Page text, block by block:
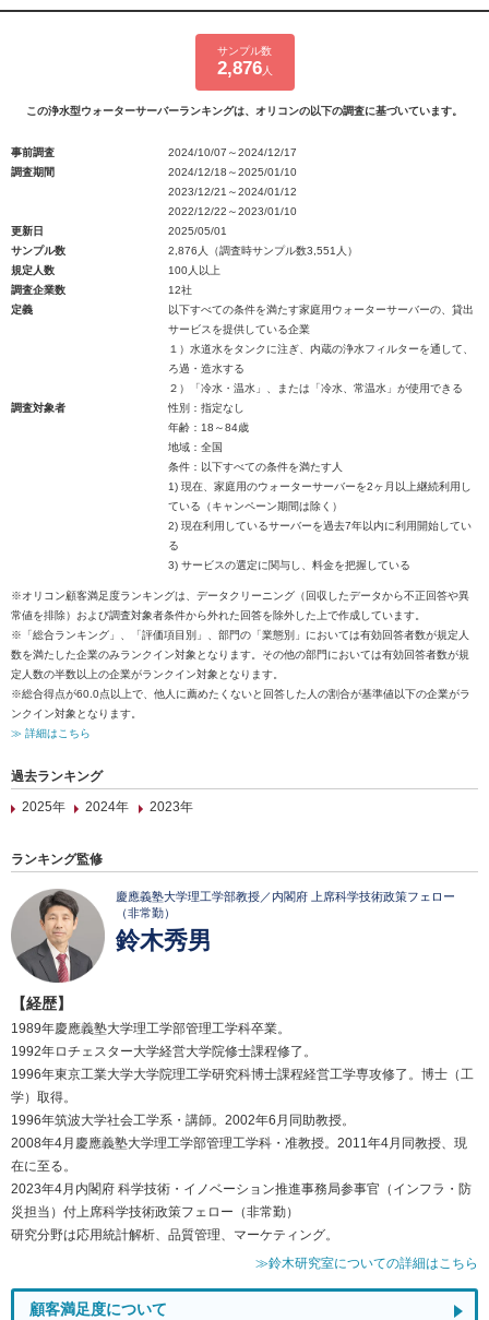
サンプル数
2,876人
この浄水型ウォーターサーバーランキングは、オリコンの以下の調査に基づいています。
事前調査
2024/10/07～2024/12/17
調査期間
2024/12/18～2025/01/10
2023/12/21～2024/01/12
2022/12/22～2023/01/10
更新日
2025/05/01
サンプル数
2,876人（調査時サンプル数3,551人）
規定人数
100人以上
調査企業数
12社
定義
以下すべての条件を満たす家庭用ウォーターサーバーの、貸出
サービスを提供している企業
１）水道水をタンクに注ぎ、内蔵の浄水フィルターを通して、
ろ過・造水する
２）「冷水・温水」、または「冷水、常温水」が使用できる
調査対象者
性別：指定なし
年齢：18～84歳
地域：全国
条件：以下すべての条件を満たす人
1) 現在、家庭用のウォーターサーバーを2ヶ月以上継続利用し
ている（キャンペーン期間は除く）
2) 現在利用しているサーバーを過去7年以内に利用開始してい
る
3) サービスの選定に関与し、料金を把握している
※オリコン顧客満足度ランキングは、データクリーニング（回収したデータから不正回答や異
常値を排除）および調査対象者条件から外れた回答を除外した上で作成しています。
※「総合ランキング」、「評価項目別」、部門の「業態別」においては有効回答者数が規定人
数を満たした企業のみランクイン対象となります。その他の部門においては有効回答者数が規
定人数の半数以上の企業がランクイン対象となります。
※総合得点が60.0点以上で、他人に薦めたくないと回答した人の割合が基準値以下の企業がラ
ンクイン対象となります。
≫ 詳細はこちら
過去ランキング
2025年
2024年 2023年
ランキング監修
慶應義塾大学理工学部教授／内閣府 上席科学技術政策フェロー
（非常勤）
鈴木秀男
【経歴】
1989年慶應義塾大学理工学部管理工学科卒業。
1992年ロチェスター大学経営大学院修士課程修了。
1996年東京工業大学大学院理工学研究科博士課程経営工学専攻修了。博士（工
学）取得。
1996年筑波大学社会工学系・講師。2002年6月同助教授。
2008年4月慶應義塾大学理工学部管理工学科・准教授。2011年4月同教授、現
在に至る。
2023年4月内閣府 科学技術・イノベーション推進事務局参事官（インフラ・防
災担当）付上席科学技術政策フェロー（非常勤）
研究分野は応用統計解析、品質管理、マーケティング。
≫鈴木研究室についての詳細はこちら
顧客満足度について